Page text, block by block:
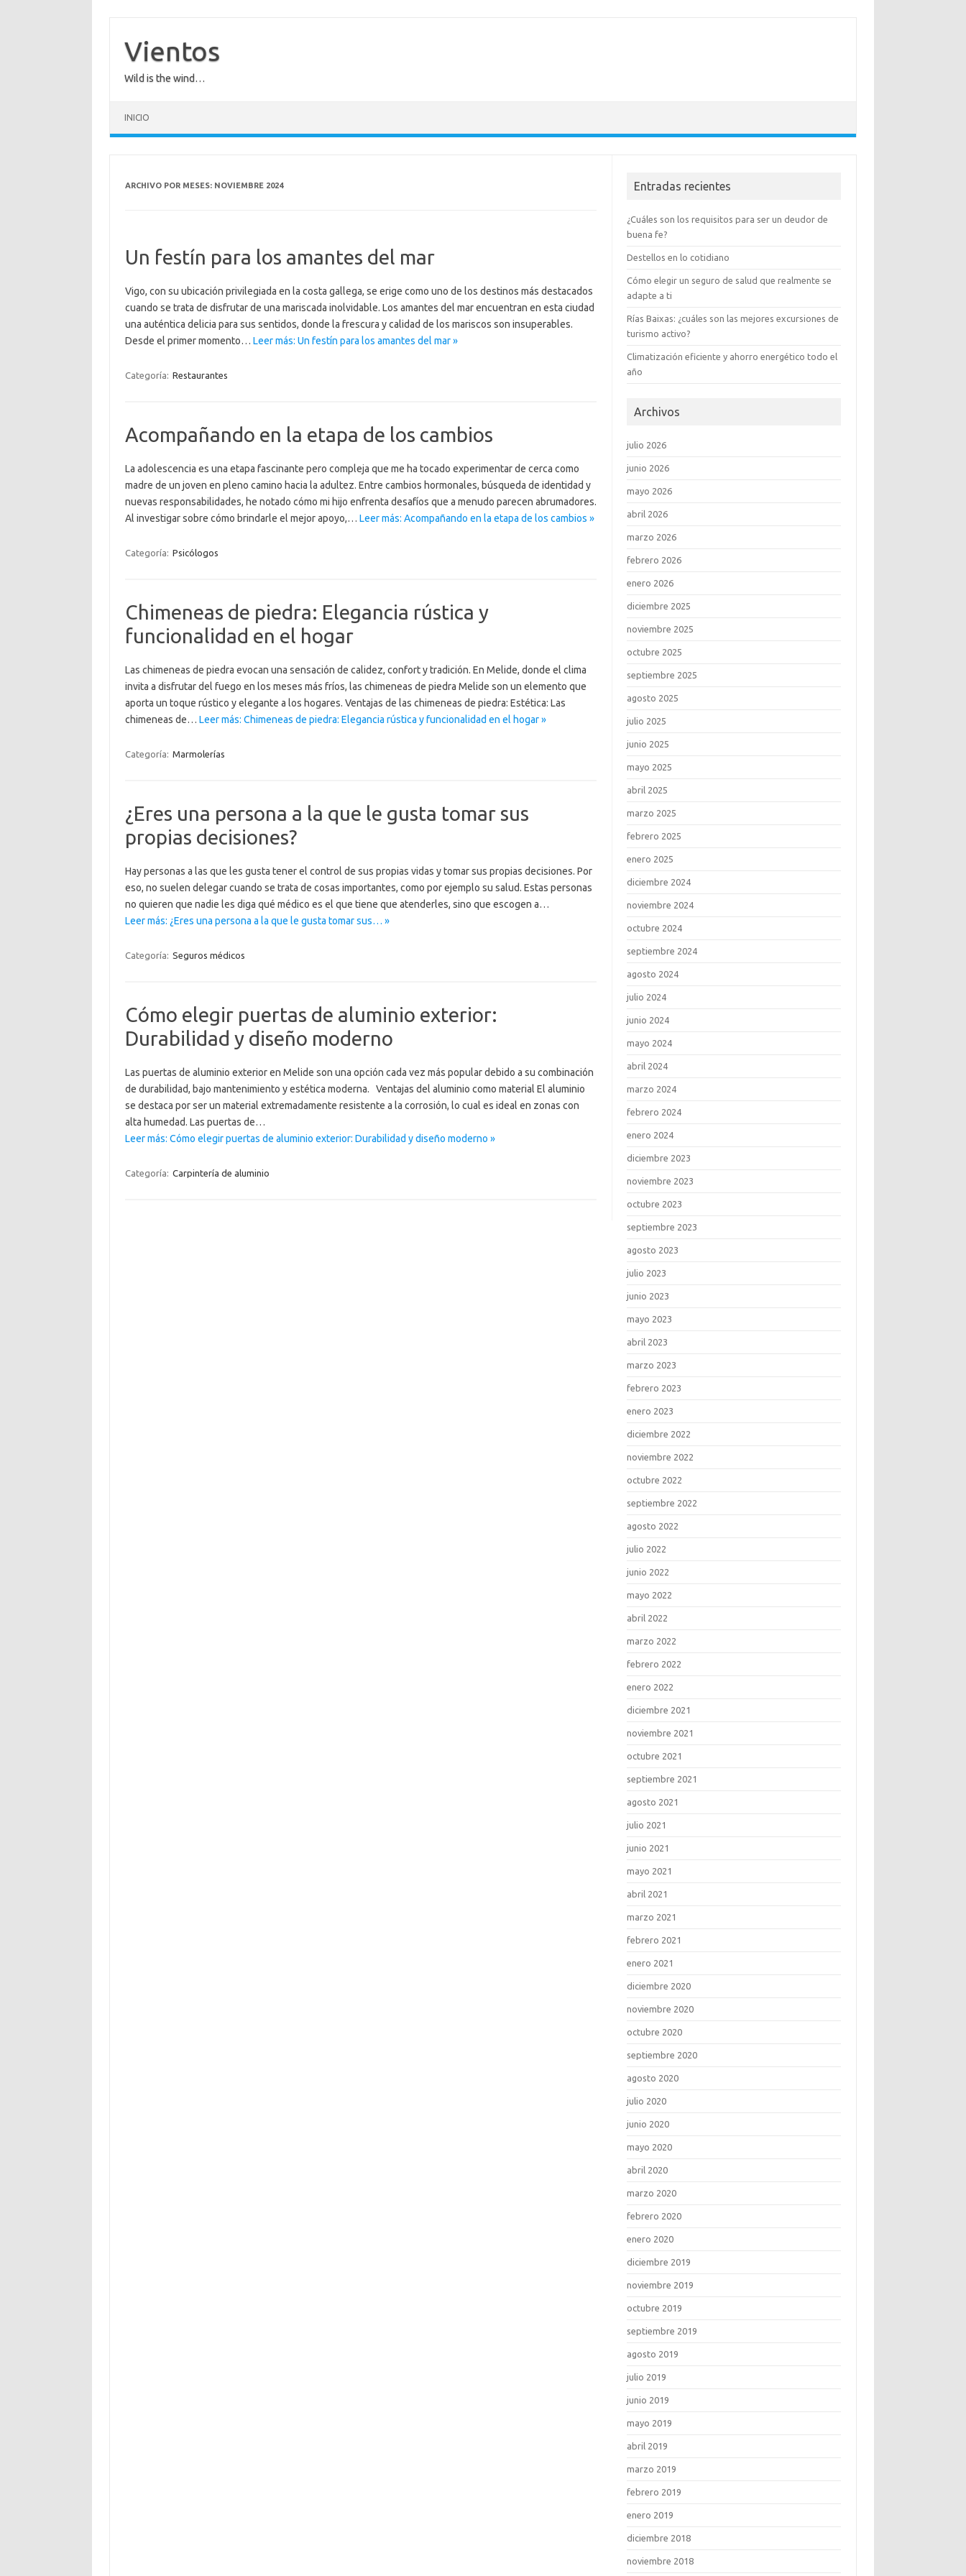
contenido
Vientos
Wild is the wind…
INICIO
ARCHIVO POR MESES: NOVIEMBRE 2024
Un festín para los amantes del mar
Vigo, con su ubicación privilegiada en la costa gallega, se erige como uno de los destinos más destacados
cuando se trata de disfrutar de una mariscada inolvidable. Los amantes del mar encuentran en esta ciudad
una auténtica delicia para sus sentidos, donde la frescura y calidad de los mariscos son insuperables.
Desde el primer momento… Leer más: Un festín para los amantes del mar »
Categoría: Restaurantes
Acompañando en la etapa de los cambios
La adolescencia es una etapa fascinante pero compleja que me ha tocado experimentar de cerca como
madre de un joven en pleno camino hacia la adultez. Entre cambios hormonales, búsqueda de identidad y
nuevas responsabilidades, he notado cómo mi hijo enfrenta desafíos que a menudo parecen abrumadores.
Al investigar sobre cómo brindarle el mejor apoyo,… Leer más: Acompañando en la etapa de los cambios »
Categoría: Psicólogos
Chimeneas de piedra: Elegancia rústica y
funcionalidad en el hogar
Las chimeneas de piedra evocan una sensación de calidez, confort y tradición. En Melide, donde el clima
invita a disfrutar del fuego en los meses más fríos, las chimeneas de piedra Melide son un elemento que
aporta un toque rústico y elegante a los hogares. Ventajas de las chimeneas de piedra: Estética: Las
chimeneas de… Leer más: Chimeneas de piedra: Elegancia rústica y funcionalidad en el hogar »
Categoría: Marmolerías
¿Eres una persona a la que le gusta tomar sus
propias decisiones?
Hay personas a las que les gusta tener el control de sus propias vidas y tomar sus propias decisiones. Por
eso, no suelen delegar cuando se trata de cosas importantes, como por ejemplo su salud. Estas personas
no quieren que nadie les diga qué médico es el que tiene que atenderles, sino que escogen a…
Leer más: ¿Eres una persona a la que le gusta tomar sus… »
Categoría: Seguros médicos
Cómo elegir puertas de aluminio exterior:
Durabilidad y diseño moderno
Las puertas de aluminio exterior en Melide son una opción cada vez más popular debido a su combinación
de durabilidad, bajo mantenimiento y estética moderna. Ventajas del aluminio como material El aluminio
se destaca por ser un material extremadamente resistente a la corrosión, lo cual es ideal en zonas con
alta humedad. Las puertas de…
Leer más: Cómo elegir puertas de aluminio exterior: Durabilidad y diseño moderno »
Categoría: Carpintería de aluminio
Entradas recientes
¿Cuáles son los requisitos para ser un deudor de
buena fe?
Destellos en lo cotidiano
Cómo elegir un seguro de salud que realmente se
adapte a ti
Rías Baixas: ¿cuáles son las mejores excursiones de
turismo activo?
Climatización eficiente y ahorro energético todo el
año
Archivos
julio 2026
junio 2026
mayo 2026
abril 2026
marzo 2026
febrero 2026
enero 2026
diciembre 2025
noviembre 2025
octubre 2025
septiembre 2025
agosto 2025
julio 2025
junio 2025
mayo 2025
abril 2025
marzo 2025
febrero 2025
enero 2025
diciembre 2024
noviembre 2024
octubre 2024
septiembre 2024
agosto 2024
julio 2024
junio 2024
mayo 2024
abril 2024
marzo 2024
febrero 2024
enero 2024
diciembre 2023
noviembre 2023
octubre 2023
septiembre 2023
agosto 2023
julio 2023
junio 2023
mayo 2023
abril 2023
marzo 2023
febrero 2023
enero 2023
diciembre 2022
noviembre 2022
octubre 2022
septiembre 2022
agosto 2022
julio 2022
junio 2022
mayo 2022
abril 2022
marzo 2022
febrero 2022
enero 2022
diciembre 2021
noviembre 2021
octubre 2021
septiembre 2021
agosto 2021
julio 2021
junio 2021
mayo 2021
abril 2021
marzo 2021
febrero 2021
enero 2021
diciembre 2020
noviembre 2020
octubre 2020
septiembre 2020
agosto 2020
julio 2020
junio 2020
mayo 2020
abril 2020
marzo 2020
febrero 2020
enero 2020
diciembre 2019
noviembre 2019
octubre 2019
septiembre 2019
agosto 2019
julio 2019
junio 2019
mayo 2019
abril 2019
marzo 2019
febrero 2019
enero 2019
diciembre 2018
noviembre 2018